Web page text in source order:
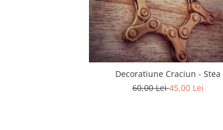
Decoratiune Craciun - Stea
60,00 Lei45,00 Lei